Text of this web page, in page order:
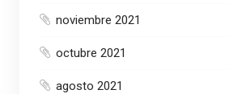
noviembre 2021
octubre 2021
agosto 2021